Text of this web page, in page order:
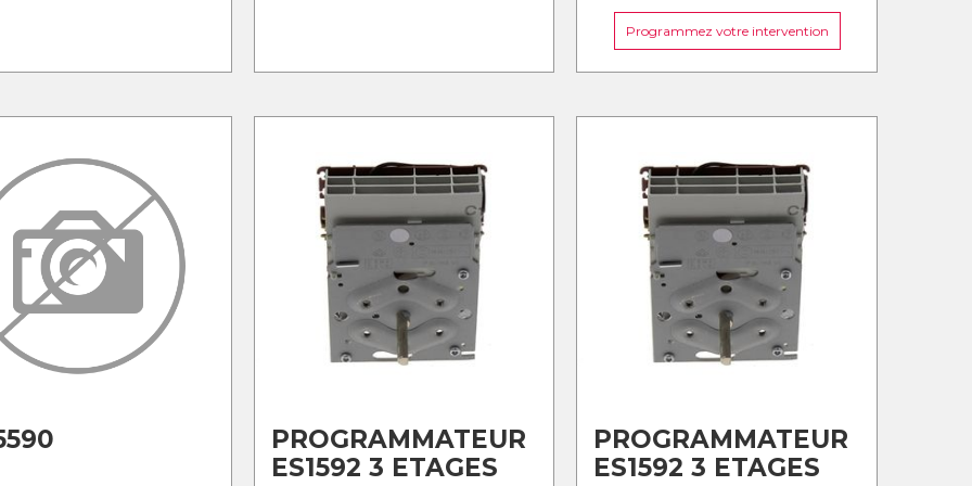
Programmez votre intervention
PROGRAMMATEUR
ES1592 3 ETAGES
PROGRAMMATEUR
ES1592 3 ETAGES